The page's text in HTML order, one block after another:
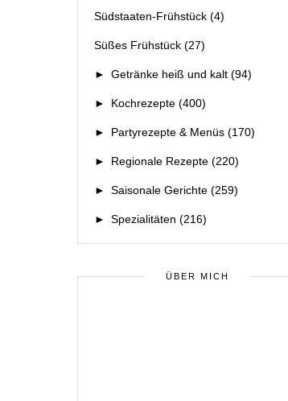
Südstaaten-Frühstück (4)
Süßes Frühstück (27)
► Getränke heiß und kalt (94)
► Kochrezepte (400)
► Partyrezepte & Menüs (170)
► Regionale Rezepte (220)
► Saisonale Gerichte (259)
► Spezialitäten (216)
ÜBER MICH